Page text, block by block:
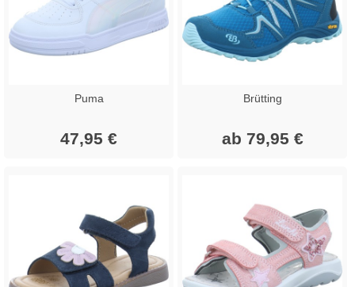
Puma
47,95 €
Brütting
ab 79,95 €